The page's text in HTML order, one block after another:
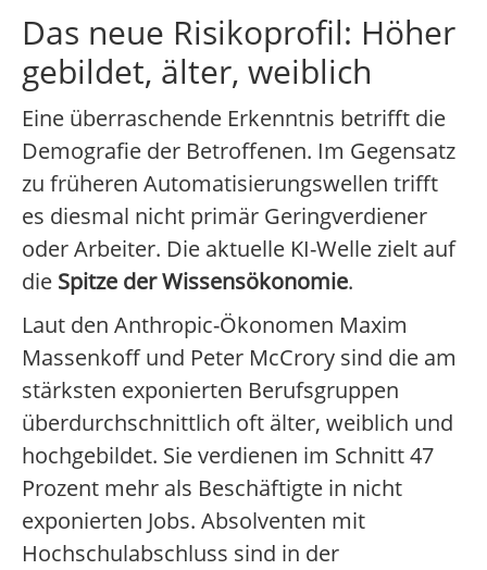
Das neue Risikoprofil: Höher
gebildet, älter, weiblich
Eine überraschende Erkenntnis betrifft die
Demografie der Betroffenen. Im Gegensatz
zu früheren Automatisierungswellen trifft
es diesmal nicht primär Geringverdiener
oder Arbeiter. Die aktuelle KI-Welle zielt auf
die Spitze der Wissensökonomie.
Laut den Anthropic-Ökonomen Maxim
Massenkoff und Peter McCrory sind die am
stärksten exponierten Berufsgruppen
überdurchschnittlich oft älter, weiblich und
hochgebildet. Sie verdienen im Schnitt 47
Prozent mehr als Beschäftigte in nicht
exponierten Jobs. Absolventen mit
Hochschulabschluss sind in der